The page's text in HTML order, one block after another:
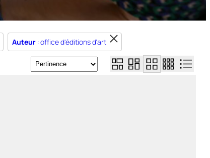
Auteur: office d'éditions d'art